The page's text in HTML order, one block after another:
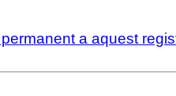
a aquest